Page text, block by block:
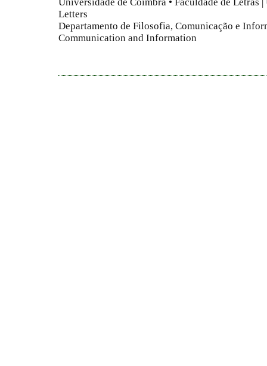
Letters
Departamento de Filosofia, Comunicação e
Communication and Information